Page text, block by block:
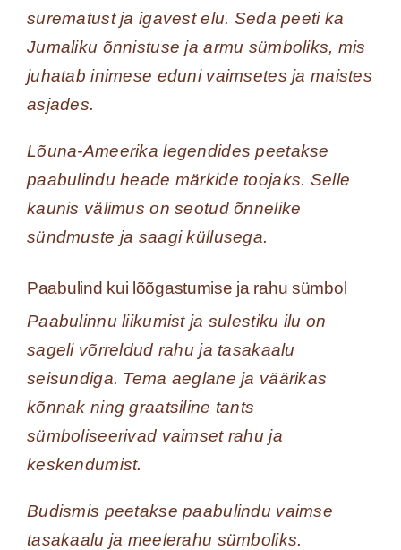
surematust ja igavest elu. Seda peeti ka
Jumaliku õnnistuse ja armu sümboliks, mis
juhatab inimese eduni vaimsetes ja maistes
asjades.
Lõuna-Ameerika legendides peetakse
paabulindu heade märkide toojaks. Selle
kaunis välimus on seotud õnnelike
sündmuste ja saagi küllusega.
Paabulind kui lõõgastumise ja rahu sümbol
Paabulinnu liikumist ja sulestiku ilu on
sageli võrreldud rahu ja tasakaalu
seisundiga. Tema aeglane ja väärikas
kõnnak ning graatsiline tants
sümboliseerivad vaimset rahu ja
keskendumist.
Budismis peetakse paabulindu vaimse
tasakaalu ja meelerahu sümboliks.